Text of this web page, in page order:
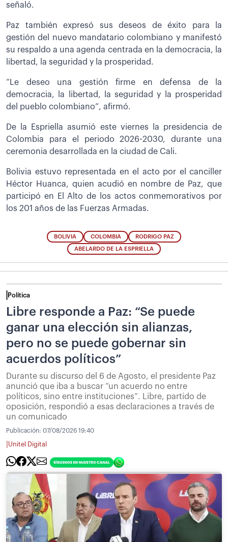
señaló.
Paz también expresó sus deseos de éxito para la
gestión del nuevo mandatario colombiano y manifestó
su respaldo a una agenda centrada en la democracia, la
libertad, la seguridad y la prosperidad.
“Le deseo una gestión firme en defensa de la
democracia, la libertad, la seguridad y la prosperidad
del pueblo colombiano”, afirmó.
De la Espriella asumió este viernes la presidencia de
Colombia para el periodo 2026-2030, durante una
ceremonia desarrollada en la ciudad de Cali.
Bolivia estuvo representada en el acto por el canciller
Héctor Huanca, quien acudió en nombre de Paz, que
participó en El Alto de los actos conmemorativos por
los 201 años de las Fuerzas Armadas.
BOLIVIA COLOMBIA RODRIGO PAZ
ABELARDO DE LA ESPRIELLA
Política
Libre responde a Paz: “Se puede
ganar una elección sin alianzas,
pero no se puede gobernar sin
acuerdos políticos”
Durante su discurso del 6 de Agosto, el presidente Paz
anunció que iba a buscar “un acuerdo no entre
políticos, sino entre instituciones”. Libre, partido de
oposición, respondió a esas declaraciones a través de
un comunicado
Publicación: 07/08/2026 19:40
Unitel Digital